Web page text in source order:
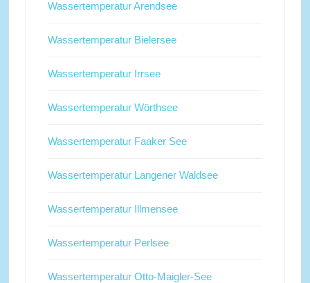
Wassertemperatur Arendsee
Wassertemperatur Bielersee
Wassertemperatur Irrsee
Wassertemperatur Wörthsee
Wassertemperatur Faaker See
Wassertemperatur Langener Waldsee
Wassertemperatur Illmensee
Wassertemperatur Perlsee
Wassertemperatur Otto-Maigler-See